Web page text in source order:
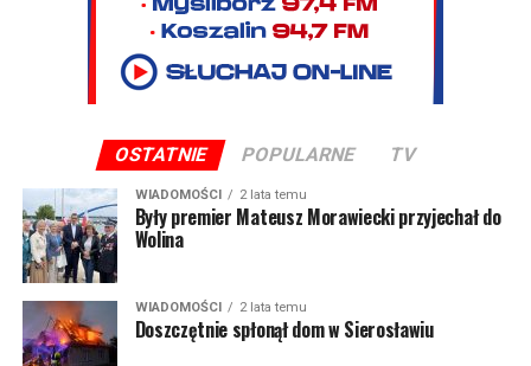
OSTATNIE POPULARNE TV
WIADOMOŚCI 2 lata temu
Były premier Mateusz Morawiecki przyjechał do
Wolina
WIADOMOŚCI 2 lata temu
Doszczętnie spłonął dom w Sierosławiu